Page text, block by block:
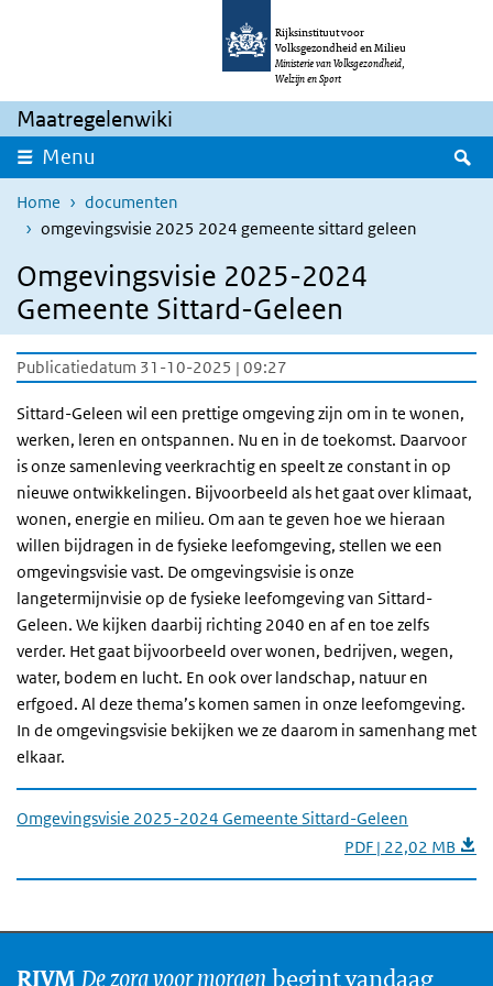
Overslaan en naar de inhoud gaan
Rijksinstituut voor
Volksgezondheid en Milieu
Ministerie van Volksgezondheid,
Welzijn en Sport
Maatregelenwiki
Menu
Home
documenten
omgevingsvisie 2025 2024 gemeente sittard geleen
Omgevingsvisie 2025-2024
Gemeente Sittard-Geleen
Publicatiedatum 31-10-2025 | 09:27
Sittard-Geleen wil een prettige omgeving zijn om in te wonen,
werken, leren en ontspannen. Nu en in de toekomst. Daarvoor
is onze samenleving veerkrachtig en speelt ze constant in op
nieuwe ontwikkelingen. Bijvoorbeeld als het gaat over klimaat,
wonen, energie en milieu. Om aan te geven hoe we hieraan
willen bijdragen in de fysieke leefomgeving, stellen we een
omgevingsvisie vast. De omgevingsvisie is onze
langetermijnvisie op de fysieke leefomgeving van Sittard-
Geleen. We kijken daarbij richting 2040 en af en toe zelfs
verder. Het gaat bijvoorbeeld over wonen, bedrijven, wegen,
water, bodem en lucht. En ook over landschap, natuur en
erfgoed. Al deze thema’s komen samen in onze leefomgeving.
In de omgevingsvisie bekijken we ze daarom in samenhang met
elkaar.
Omgevingsvisie 2025-2024 Gemeente Sittard-Geleen
PDF | 22,02 MB
RIVM De zorg voor morgen begint vandaag